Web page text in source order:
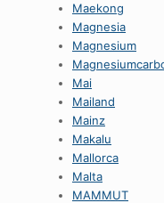
Maekong
Magnesia
Magnesium
Mai
Mailand
Mainz
Makalu
Mallorca
Malta
MAMMUT